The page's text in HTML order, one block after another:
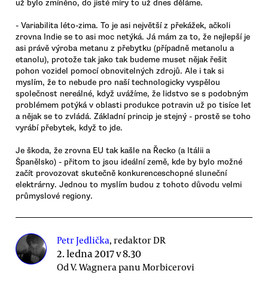
už bylo zmíněno, do jisté míry to už dnes děláme.
- Variabilita léto-zima. To je asi největší z překážek, ačkoli
zrovna Indie se to asi moc netýká. Já mám za to, že nejlepší je
asi právě výroba metanu z přebytku (případně metanolu a
etanolu), protože tak jako tak budeme muset nějak řešit
pohon vozidel pomocí obnovitelných zdrojů. Ale i tak si
myslím, že to nebude pro naší technologicky vyspělou
společnost nereálné, když uvážíme, že lidstvo se s podobným
problémem potýká v oblasti produkce potravin už po tisíce let
a nějak se to zvládá. Základní princip je stejný - prostě se toho
vyrábí přebytek, když to jde.
Je škoda, že zrovna EU tak kašle na Řecko (a Itálii a
Španělsko) - přitom to jsou ideální země, kde by bylo možné
začít provozovat skutečně konkurenceschopné sluneční
elektrárny. Jednou to myslím budou z tohoto důvodu velmi
průmyslové regiony.
Petr Jedlička, redaktor DR
2. ledna 2017 v 8.30
Od V. Wagnera panu Morbicerovi